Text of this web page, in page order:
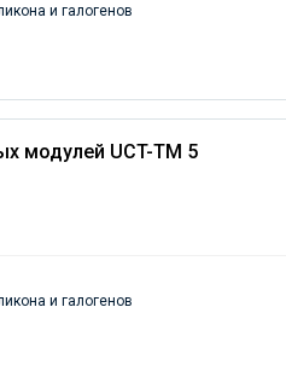
и галогенов
модулей UCT-TM 5
и галогенов